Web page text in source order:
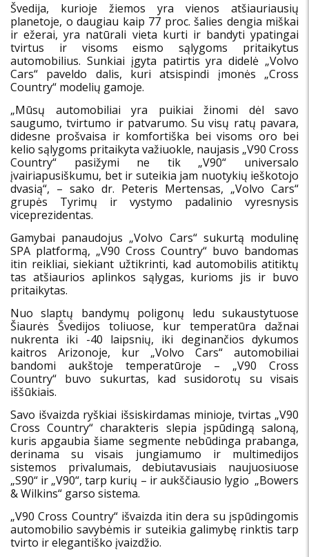
Švedija, kurioje žiemos yra vienos atšiauriausių
planetoje, o daugiau kaip 77 proc. šalies dengia miškai
ir ežerai, yra natūrali vieta kurti ir bandyti ypatingai
tvirtus ir visoms eismo sąlygoms pritaikytus
automobilius. Sunkiai įgyta patirtis yra didelė „Volvo
Cars“ paveldo dalis, kuri atsispindi įmonės „Cross
Country“ modelių gamoje.
„Mūsų automobiliai yra puikiai žinomi dėl savo
saugumo, tvirtumo ir patvarumo. Su visų ratų pavara,
didesne prošvaisa ir komfortiška bei visoms oro bei
kelio sąlygoms pritaikyta važiuokle, naujasis „V90 Cross
Country“ pasižymi ne tik „V90“ universalo
įvairiapusiškumu, bet ir suteikia jam nuotykių ieškotojo
dvasią“, – sako dr. Peteris Mertensas, „Volvo Cars“
grupės Tyrimų ir vystymo padalinio vyresnysis
viceprezidentas.
Gamybai panaudojus „Volvo Cars“ sukurtą modulinę
SPA platformą, „V90 Cross Country“ buvo bandomas
itin reikliai, siekiant užtikrinti, kad automobilis atitiktų
tas atšiaurios aplinkos sąlygas, kurioms jis ir buvo
pritaikytas.
Nuo slaptų bandymų poligonų ledu sukaustytuose
Šiaurės Švedijos toliuose, kur temperatūra dažnai
nukrenta iki -40 laipsnių, iki deginančios dykumos
kaitros Arizonoje, kur „Volvo Cars“ automobiliai
bandomi aukštoje temperatūroje – „V90 Cross
Country“ buvo sukurtas, kad susidorotų su visais
iššūkiais.
Savo išvaizda ryškiai išsiskirdamas minioje, tvirtas „V90
Cross Country“ charakteris slepia įspūdingą saloną,
kuris apgaubia šiame segmente nebūdinga prabanga,
derinama su visais jungiamumo ir multimedijos
sistemos privalumais, debiutavusiais naujuosiuose
„S90“ ir „V90“, tarp kurių – ir aukščiausio lygio „Bowers
& Wilkins“ garso sistema.
„V90 Cross Country“ išvaizda itin dera su įspūdingomis
automobilio savybėmis ir suteikia galimybę rinktis tarp
tvirto ir elegantiško įvaizdžio.